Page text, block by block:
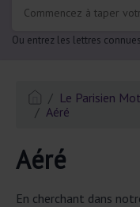
Ou entrez les lettres
Le Parisien
Aéré
Aéré
En cherchant dans